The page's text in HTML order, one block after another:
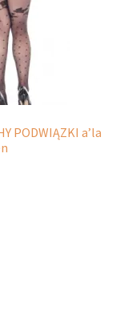
PODWIĄZKI a’la